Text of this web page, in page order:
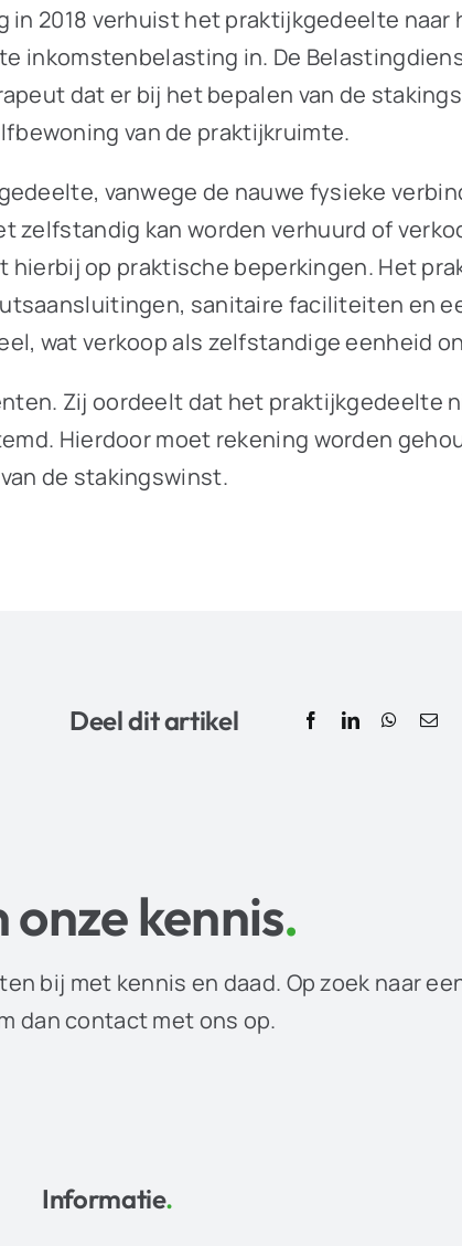
in 2018 verhuist het praktijkgedeelte
inkomstenbelasting in. De
dat er bij het bepalen van de
van de praktijkruimte.
vanwege de nauwe fysieke
zelfstandig kan worden verhuurd of
op praktische beperkingen. Het
sanitaire faciliteiten en
wat verkoop als zelfstandige eenheid
Zij oordeelt dat het praktijkgedeelte
Hierdoor moet rekening worden
de stakingswinst.
Deel dit artikel
kennis.
bij met kennis en daad. Op zoek naar
dan contact met ons op.
Informatie.